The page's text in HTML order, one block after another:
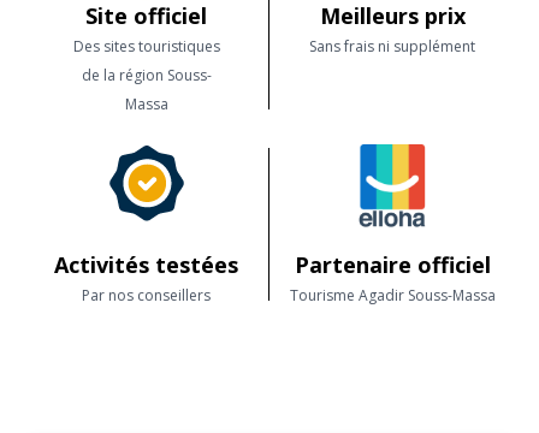
Site officiel
Des sites touristiques
de la région Souss-
Massa
Meilleurs prix
Sans frais ni supplément
Activités testées
Par nos conseillers
Partenaire officiel
Tourisme Agadir Souss-Massa